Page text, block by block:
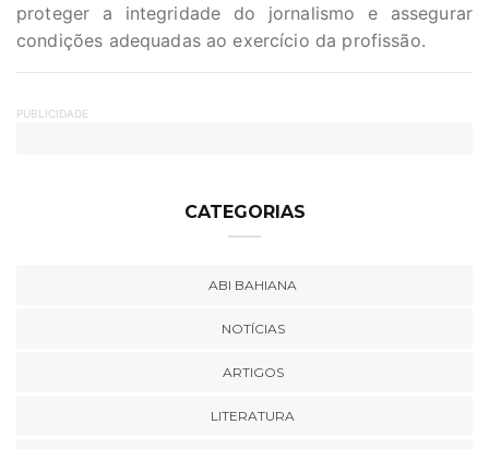
proteger a integridade do jornalismo e assegurar
condições adequadas ao exercício da profissão.
PUBLICIDADE
CATEGORIAS
ABI BAHIANA
NOTÍCIAS
ARTIGOS
LITERATURA